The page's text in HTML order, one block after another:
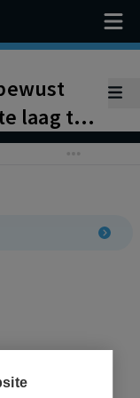
laag te
Limburg